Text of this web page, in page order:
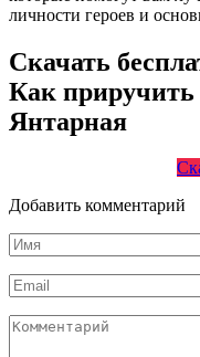
личности героев и
Скачать
Как
Янтарная
Добавить комментарий
Имя
*
Email
*
Комментарий